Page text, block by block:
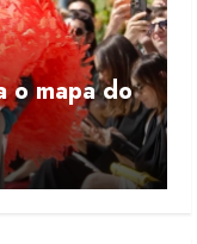
digital na
o mapa do